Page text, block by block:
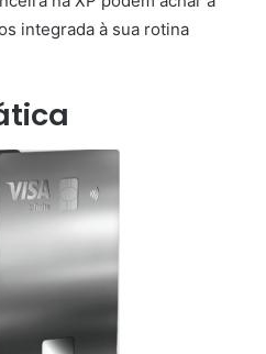
integrada à sua rotina